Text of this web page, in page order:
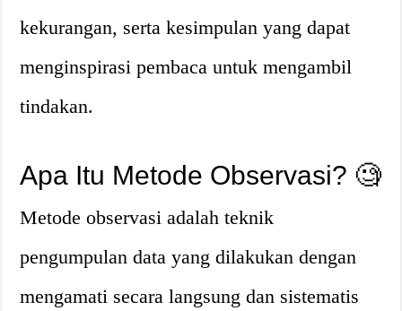
kekurangan, serta kesimpulan yang dapat
menginspirasi pembaca untuk mengambil
tindakan.
Apa Itu Metode Observasi? 🧐
Metode observasi adalah teknik
pengumpulan data yang dilakukan dengan
mengamati secara langsung dan sistematis